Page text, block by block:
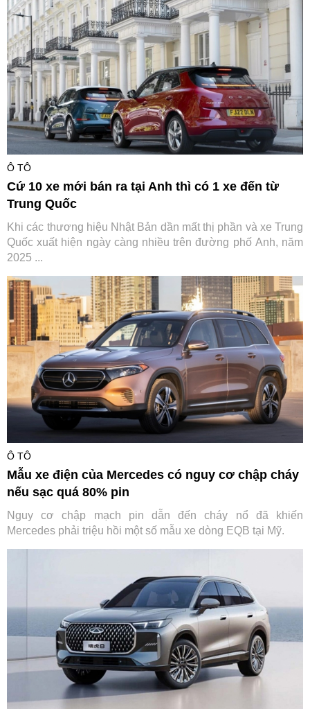
Ô TÔ
Cứ 10 xe mới bán ra tại Anh thì có 1 xe đến từ
Trung Quốc
Khi các thương hiệu Nhật Bản dần mất thị phần và xe Trung
Quốc xuất hiện ngày càng nhiều trên đường phố Anh, năm
2025 ...
Ô TÔ
Mẫu xe điện của Mercedes có nguy cơ chập cháy
nếu sạc quá 80% pin
Nguy cơ chập mạch pin dẫn đến cháy nổ đã khiến
Mercedes phải triệu hồi một số mẫu xe dòng EQB tại Mỹ.